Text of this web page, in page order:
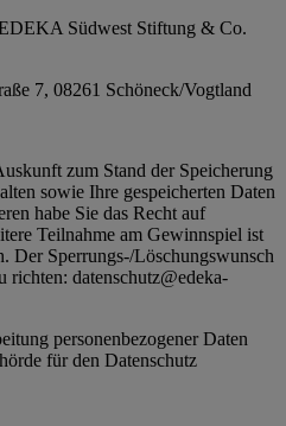
Südwest Stiftung & Co.
7, 08261 Schöneck/Vogtland
zum Stand der Speicherung
sowie Ihre gespeicherten Daten
habe Sie das Recht auf
Teilnahme am Gewinnspiel ist
Der Sperrungs-/Löschungswunsch
richten: datenschutz@edeka-
personenbezogener Daten
für den Datenschutz